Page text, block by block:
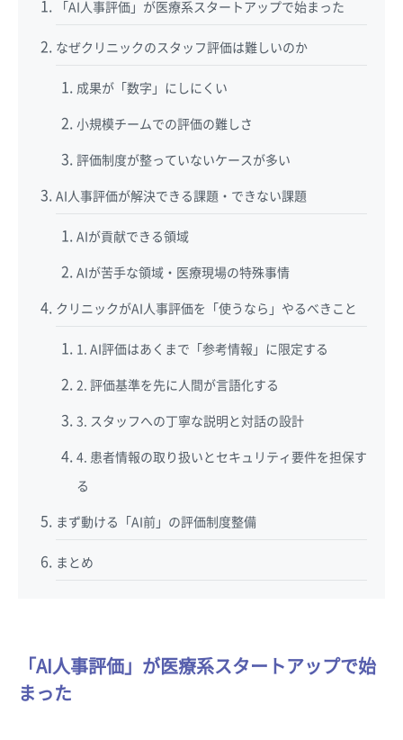
「AI人事評価」が医療系スタートアップで始まった
なぜクリニックのスタッフ評価は難しいのか
成果が「数字」にしにくい
小規模チームでの評価の難しさ
評価制度が整っていないケースが多い
AI人事評価が解決できる課題・できない課題
AIが貢献できる領域
AIが苦手な領域・医療現場の特殊事情
クリニックがAI人事評価を「使うなら」やるべきこと
1. AI評価はあくまで「参考情報」に限定する
2. 評価基準を先に人間が言語化する
3. スタッフへの丁寧な説明と対話の設計
4. 患者情報の取り扱いとセキュリティ要件を担保す
る
まず動ける「AI前」の評価制度整備
まとめ
「AI人事評価」が医療系スタートアップで始
まった